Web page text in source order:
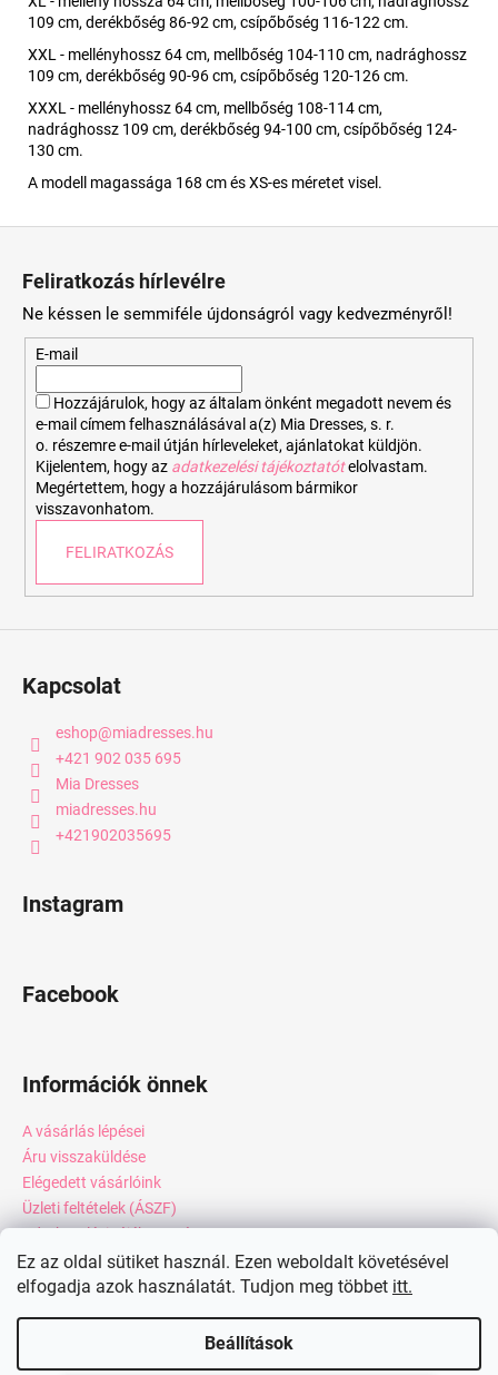
Ez az oldal sütiket használ. Ezen weboldalt követésével
elfogadja azok használatát. Tudjon meg többet itt.
Beállítások
109 cm, derékbőség 86-92 cm, csípőbőség 116-122 cm.
XXL - mellényhossz 64 cm, mellbőség 104-110 cm, nadrághossz
109 cm, derékbőség 90-96 cm, csípőbőség 120-126 cm.
XXXL - mellényhossz 64 cm, mellbőség 108-114 cm,
nadrághossz 109 cm, derékbőség 94-100 cm, csípőbőség 124-
130 cm.
A modell magassága 168 cm és XS-es méretet visel.
Feliratkozás hírlevélre
Ne késsen le semmiféle újdonságról vagy kedvezményről!
E-mail
Hozzájárulok, hogy az általam önként megadott nevem és
e-mail címem felhasználásával a(z) Mia Dresses, s. r.
o. részemre e-mail útján hírleveleket, ajánlatokat küldjön.
Kijelentem, hogy az adatkezelési tájékoztatót elolvastam.
Megértettem, hogy a hozzájárulásom bármikor
visszavonhatom.
FELIRATKOZÁS
Kapcsolat
eshop@miadresses.hu
+421 902 035 695
Mia Dresses
miadresses.hu
+421902035695
Instagram
Facebook
Információk önnek
A vásárlás lépései
Áru visszaküldése
Elégedett vásárlóink
Üzleti feltételek (ÁSZF)
Adatkezelési tájékoztató
Webáruház értékelése
Kapcsolat